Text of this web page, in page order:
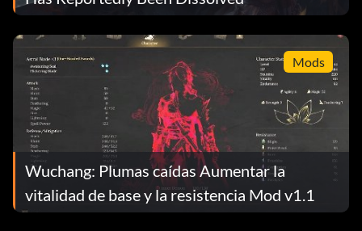
Mods
Wuchang: Plumas caídas Aumentar la
vitalidad de base y la resistencia Mod v1.1